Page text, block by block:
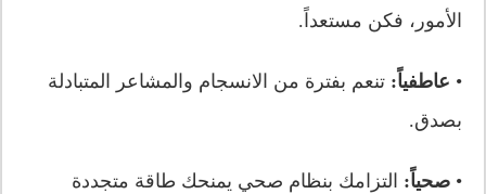
الأمور، فكن مستعداً.
• عاطفياً: تنعم بفترة من الانسجام والمشاعر المتبادلة
بصدق.
•صحياً: التزامك بنظام صحي يمنحك طاقة متجددة